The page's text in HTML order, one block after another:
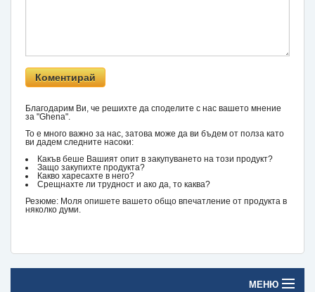
Благодарим Ви, че решихте да споделите с нас вашето мнение
за "Ghena".
То е много важно за нас, затова може да ви бъдем от полза като
ви дадем следните насоки:
Какъв беше Вашият опит в закупуването на този продукт?
Защо закупихте продукта?
Какво харесахте в него?
Срещнахте ли трудност и ако да, то каква?
Резюме: Моля опишете вашето общо впечатление от продукта в
няколко думи.
МЕНЮ